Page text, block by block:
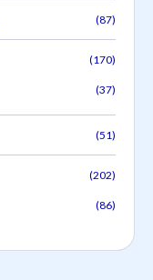
(87)
(170)
(37)
(51)
(202)
(86)